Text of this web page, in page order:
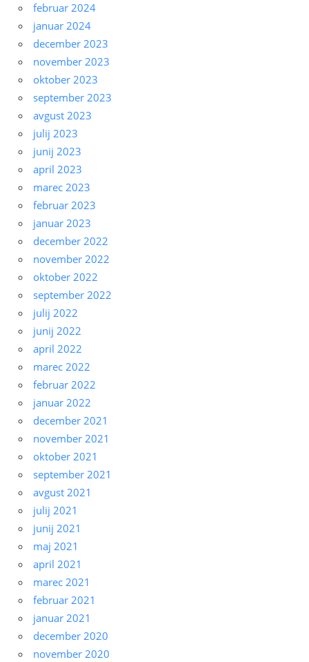
februar 2024
januar 2024
december 2023
november 2023
oktober 2023
september 2023
avgust 2023
julij 2023
junij 2023
april 2023
marec 2023
februar 2023
januar 2023
december 2022
november 2022
oktober 2022
september 2022
julij 2022
junij 2022
april 2022
marec 2022
februar 2022
januar 2022
december 2021
november 2021
oktober 2021
september 2021
avgust 2021
julij 2021
junij 2021
maj 2021
april 2021
marec 2021
februar 2021
januar 2021
december 2020
november 2020